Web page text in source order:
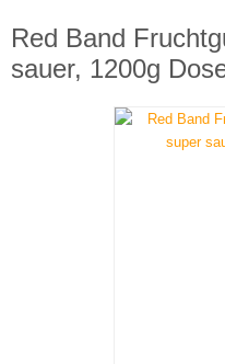
Red Band
sauer, 1200g